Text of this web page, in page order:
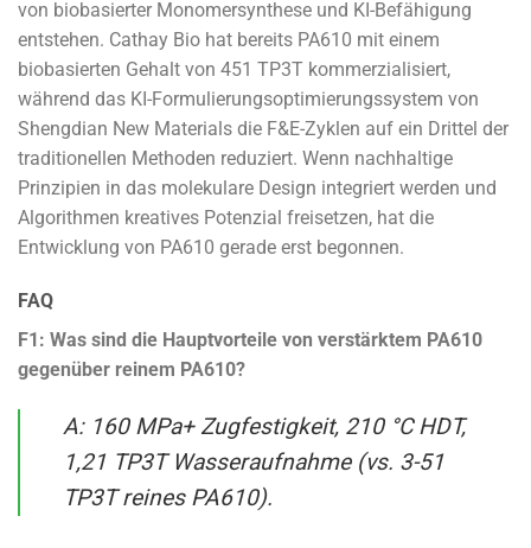
von biobasierter Monomersynthese und KI-Befähigung
entstehen. Cathay Bio hat bereits PA610 mit einem
biobasierten Gehalt von 451 TP3T kommerzialisiert,
während das KI-Formulierungsoptimierungssystem von
Shengdian New Materials die F&E-Zyklen auf ein Drittel der
traditionellen Methoden reduziert. Wenn nachhaltige
Prinzipien in das molekulare Design integriert werden und
Algorithmen kreatives Potenzial freisetzen, hat die
Entwicklung von PA610 gerade erst begonnen.
FAQ
F1: Was sind die Hauptvorteile von verstärktem PA610
gegenüber reinem PA610?
A: 160 MPa+ Zugfestigkeit, 210 °C HDT,
1,21 TP3T Wasseraufnahme (vs. 3-51
TP3T reines PA610).